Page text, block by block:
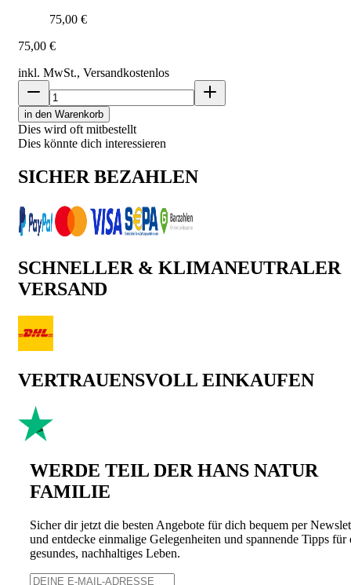
75,00 €
75,00 €
inkl. MwSt., Versandkostenlos
in den Warenkorb
Dies wird oft mitbestellt
Dies könnte dich interessieren
SICHER BEZAHLEN
SCHNELLER & KLIMANEUTRALER
VERSAND
VERTRAUENSVOLL EINKAUFEN
WERDE TEIL DER HANS NATUR
FAMILIE
Sicher dir jetzt die besten Angebote für dich bequem per
und entdecke einmalige Gelegenheiten und spannende Tipps für
gesundes, nachhaltiges Leben.